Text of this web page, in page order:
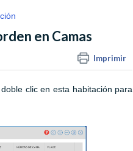
en Camas
Imprimir
doble clic en esta habitación para